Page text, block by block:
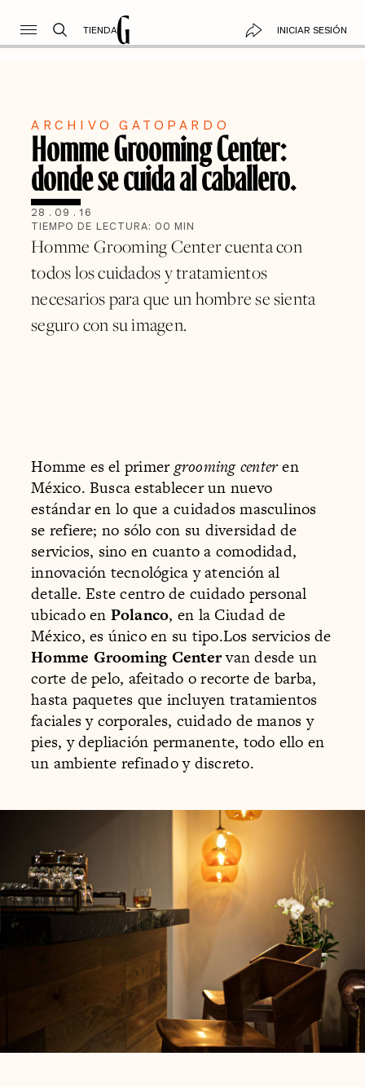
TIENDA INICIAR SESIÓN
ARCHIVO GATOPARDO
Homme Grooming Center:
donde se cuida al caballero.
28 . 09 . 16
TIEMPO DE LECTURA: 00 MIN
Homme Grooming Center cuenta con
todos los cuidados y tratamientos
necesarios para que un hombre se sienta
seguro con su imagen.
Homme es el primergrooming centeren
México. Busca establecer un nuevo
estándar en lo que a cuidados masculinos
se refiere; no sólo con su diversidad de
servicios, sino en cuanto a comodidad,
innovación tecnológica y atención al
detalle. Este centro de cuidado personal
ubicado en Polanco, en la Ciudad de
México, es único en su tipo.Los servicios de
Homme Grooming Centervan desde un
corte de pelo, afeitado o recorte de barba,
hasta paquetes que incluyen tratamientos
faciales y corporales, cuidado de manos y
pies, y depliación permanente, todo ello en
un ambiente refinado y discreto.